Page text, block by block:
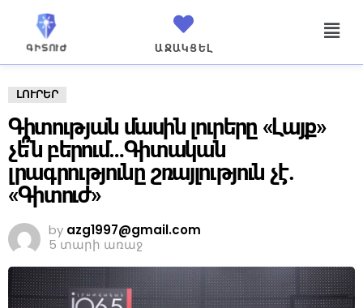
ԱՋԱԿՑԵԼ
ԼՈՒՐԵՐ
Գիտության մասին լուրերը «Լայք»
չե՞ն բերում…Գիտական
լրագրությունը շռայլություն չէ.
«Գիտուժ»
by azg1997@gmail.com
5 տարի առաջ